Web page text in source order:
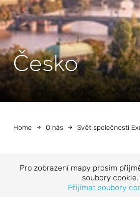
Vyhledávání
Česko
Home O nás Svět společnosti
Pro zobrazení mapy prosím
soubory cookie.
Přijímat soubory